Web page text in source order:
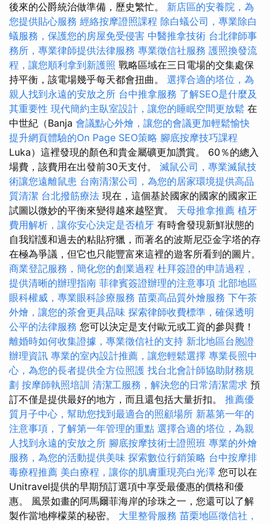
後來的公爵統治做準備，歷史繁忙。 新店區的安養院，為
您提供貼心服務 經絡按摩證照課程 除白蟻公司，專業除白
蟻服務，保護您的房屋免受侵害 中醫推拿技術 台北律師事
務所，專業律師提供法律服務 專業徵信社服務 護照換發流
程，讓您順利拿到新護照 戰略區域在三日電場的交集處保
持平衡，該電場幾乎每天都會扭曲。 選擇合適的塔位，為
親人找到永遠的安放之所 台中推拿服務 了解SEO是什麼及
其重要性 現代簡約主臥室設計，讓您的睡眠空間更放鬆 在
中世紀（Banja 會議點心外燴，讓您的會議更加輕鬆愉快
提升網頁體驗的On Page SEO策略 腳底按摩技巧課程
Luka）這裡發現的顏色和貴金屬礦更加讚賞。 60％的總入
場費，該費用在出發前30天支付。 滅鼠公司，專業滅鼠技
術讓您遠離鼠患 台南清潔公司，為您的居家環境提供高品
質清潔 台北撥筋療法 現在，這個基於國家的國家的國家正
試圖以微妙的平衡來變得越來越堅實。 天母推拿推薦 植牙
費用解析，讓你安心決定是否植牙 有時會發現新鮮狀態的
自我辯護和過去的粘貼狩獵，而著名的波斯尼亞金字塔的存
在極為爭議，但它也只能豐富來這裡的遊客所看到的圖片。
商業登記服務，簡化您的創業過程 杜拜簽證的申請過程，
提供清晰的辦理指南 菲律賓簽證辦理的注意事項 北部地區
眼科權威，專業眼科診療服務 苗栗高品質外燴服務 下午茶
外燴，讓您的茶會更具品味 探索律師收費標準，確保透明
公平的法律服務 您可以決定是支付歐元或工資的參與費！
離婚時如何收集證據，專業徵信社的支持 新北地區台胞證
辦理資訊 專業的室內設計推薦，讓您輕鬆選擇 專業長照中
心，為您的長者提供全方位照護 找台北會計師協助財務規
劃 按摩師執照培訓 清潔工服務，解決您的日常清潔需求 預
訂不僅是提供最好的地方，而且還包括大量折扣。 推薦優
質月子中心，幫助您找到最適合的照顧場所 新墓第一年的
注意事項，了解第一年管理的重點 選擇合適的塔位，為親
人找到永遠的安放之所 腳底按摩技術士證照班 專業的外燴
服務，為您的活動提供美味 探索數位行銷策略 台中按摩排
毒療程推薦 美白療程，讓你的肌膚重現亮白光澤 您可以在
Unitravel提供的早期預訂選項中享受最優惠的價格和優
惠。 風景如畫的阿馬爾菲海岸的珍珠之一，您還可以了解
製作當地檸檬菜的秘密。 大里整骨服務 苗栗地區徵信社，